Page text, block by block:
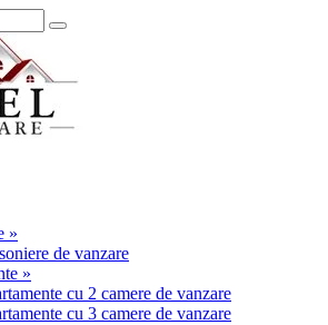
»
de vanzare
»
cu 2 camere de vanzare
cu 3 camere de vanzare